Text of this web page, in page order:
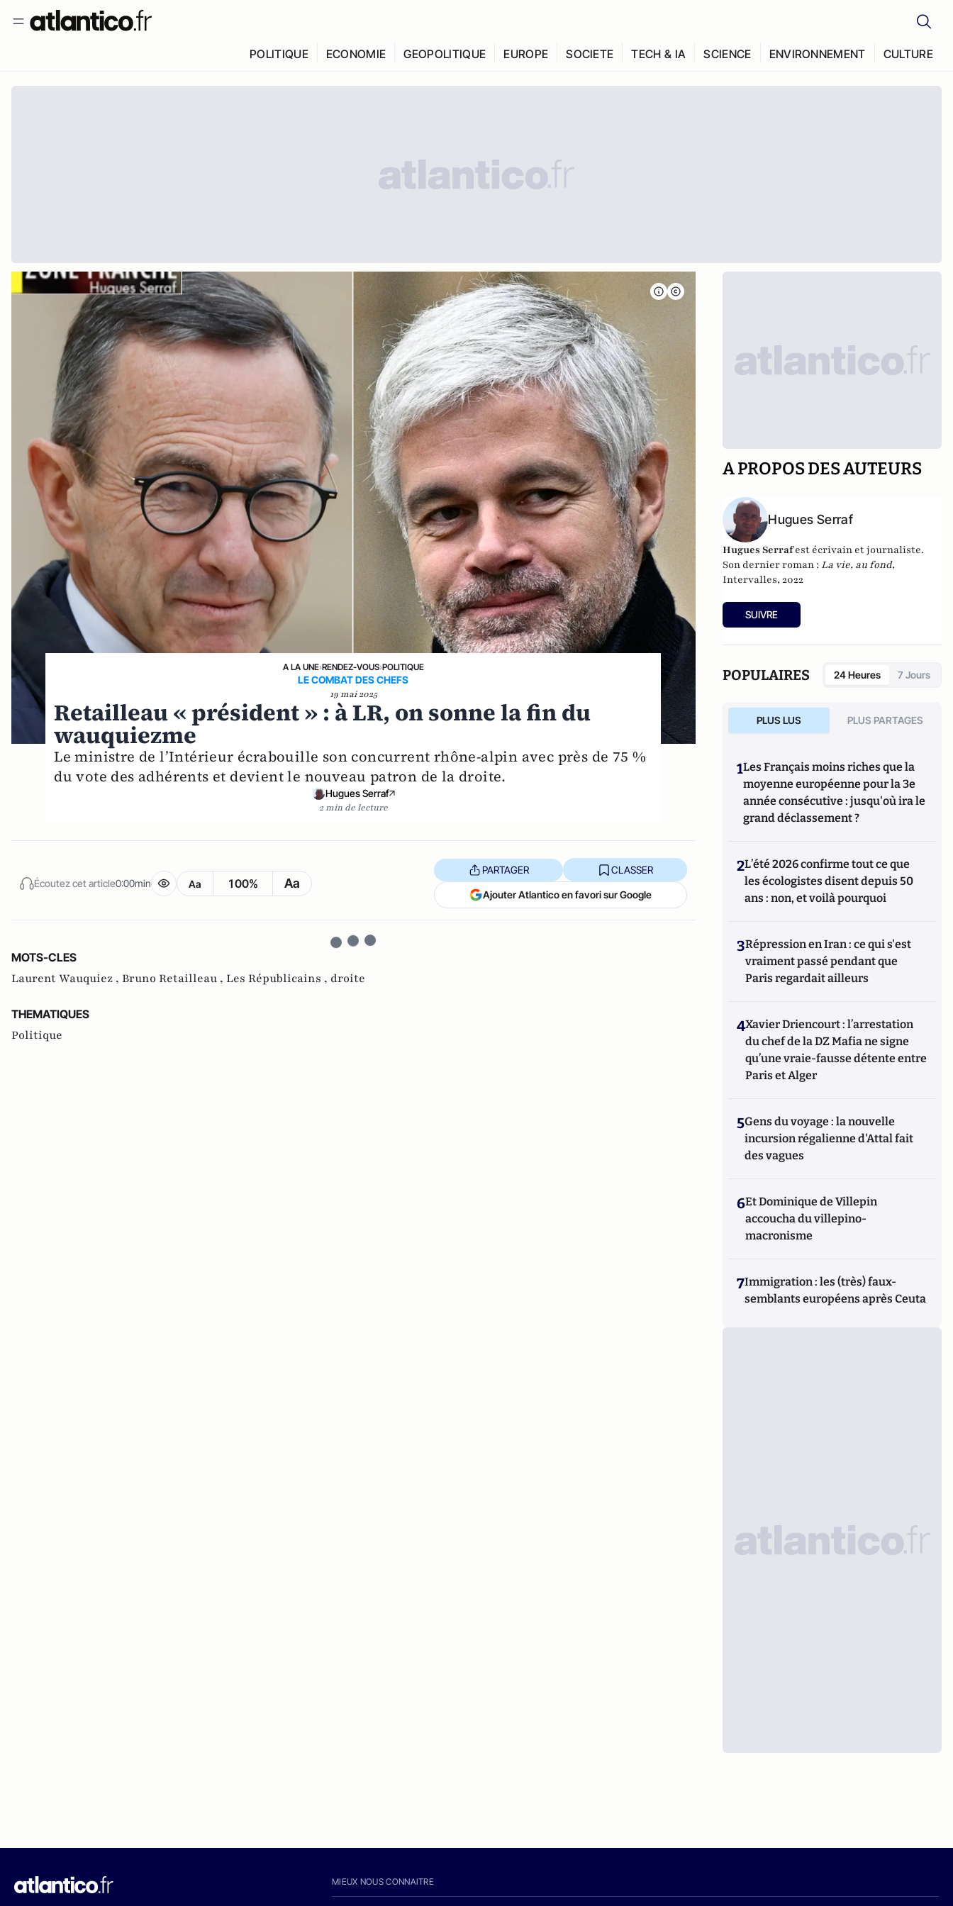
POLITIQUE ECONOMIE GEOPOLITIQUE EUROPE SOCIETE TECH & IA SCIENCE ENVIRONNEMENT CULTURE
A LA UNE›RENDEZ-VOUS›POLITIQUE
LE COMBAT DES CHEFS
19 mai 2025
Retailleau « président » : à LR, on sonne la fin du
wauquiezme
Le ministre de l’Intérieur écrabouille son concurrent rhône-alpin avec près de 75 %
du vote des adhérents et devient le nouveau patron de la droite.
Hugues Serraf
2 min de lecture
Écoutez cet article0:00min Aa 100% Aa
PARTAGER CLASSER
Ajouter Atlantico en favori sur Google
MOTS-CLES
Laurent Wauquiez , Bruno Retailleau , Les Républicains , droite
THEMATIQUES
Politique
A PROPOS DES AUTEURS
Hugues Serraf
Hugues Serrafest écrivain et journaliste.
Son dernier roman : La vie, au fond,
Intervalles, 2022
SUIVRE
POPULAIRES 24 Heures 7 Jours
PLUS LUS PLUS PARTAGES
1Les Français moins riches que la
moyenne européenne pour la 3e
année consécutive : jusqu'où ira le
grand déclassement ?
2L’été 2026 confirme tout ce que
les écologistes disent depuis 50
ans : non, et voilà pourquoi
3Répression en Iran : ce qui s'est
vraiment passé pendant que
Paris regardait ailleurs
4Xavier Driencourt : l’arrestation
du chef de la DZ Mafia ne signe
qu’une vraie-fausse détente entre
Paris et Alger
5Gens du voyage : la nouvelle
incursion régalienne d'Attal fait
des vagues
6Et Dominique de Villepin
accoucha du villepino-
macronisme
7Immigration : les (très) faux-
semblants européens après Ceuta
MIEUX NOUS CONNAITRE